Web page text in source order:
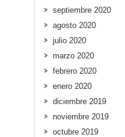
septiembre 2020
agosto 2020
julio 2020
marzo 2020
febrero 2020
enero 2020
diciembre 2019
noviembre 2019
octubre 2019